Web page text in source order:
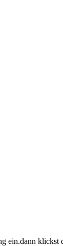
ein.dann